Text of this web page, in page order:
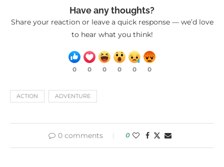
Have any thoughts?
Share your reaction or leave a quick response — we’d love
to hear what you think!
0 0 0 0 0 0
ACTION ADVENTURE
0 comments 0